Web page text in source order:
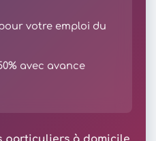
votre emploi du
avec avance